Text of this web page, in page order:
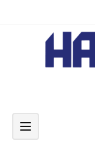
Toggle navigation